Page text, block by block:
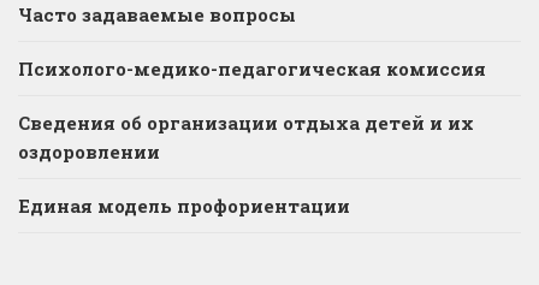
Часто задаваемые вопросы
Психолого-медико-педагогическая комиссия
Сведения об организации отдыха детей и их
оздоровлении
Единая модель профориентации